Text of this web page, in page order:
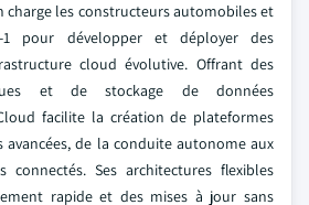
charge les constructeurs automobiles et
1 pour développer et déployer des
cloud évolutive. Offrant des
et de stockage de données
facilite la création de plateformes
de la conduite autonome aux
connectés. Ses architectures flexibles
rapide et des mises à jour sans